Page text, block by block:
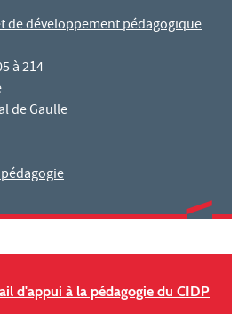
de développement pédagogique
à 214
de Gaulle
d'appui à la pédagogie du CIDP